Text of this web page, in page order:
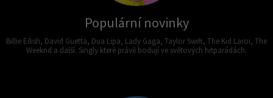
Populární novinky
Billie Eilish, David Guetta, Dua Lipa, Lady Gaga, Taylor Swift, The Kid Laroi, The
Weeknd a další. Singly které právě bodují ve světových hitparádách.